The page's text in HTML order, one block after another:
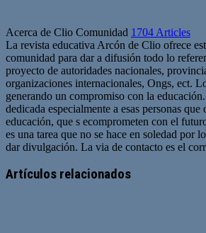
Acerca de Clio Comunidad 1704 Articles
La revista educativa Arcón de Clio ofrece
comunidad para dar a difusión todo lo
proyecto de autoridades nacionales,
organizaciones internacionales, Ongs, ect.
generando un compromiso con la
dedicada especialmente a esas personas que
educación, que s ecomprometen con el
es una tarea que no se hace en soledad por
dar divulgación. La via de contacto es el
web
Artículos relacionados